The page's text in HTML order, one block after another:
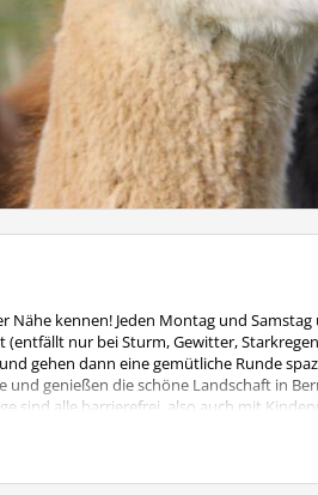
Nähe kennen! Jeden Montag und
nur bei Sturm, Gewitter,
gehen dann eine gemütliche Runde
und genießen die schöne Landschaft in
sind alle barrierefrei, also auch mit
5,00 €